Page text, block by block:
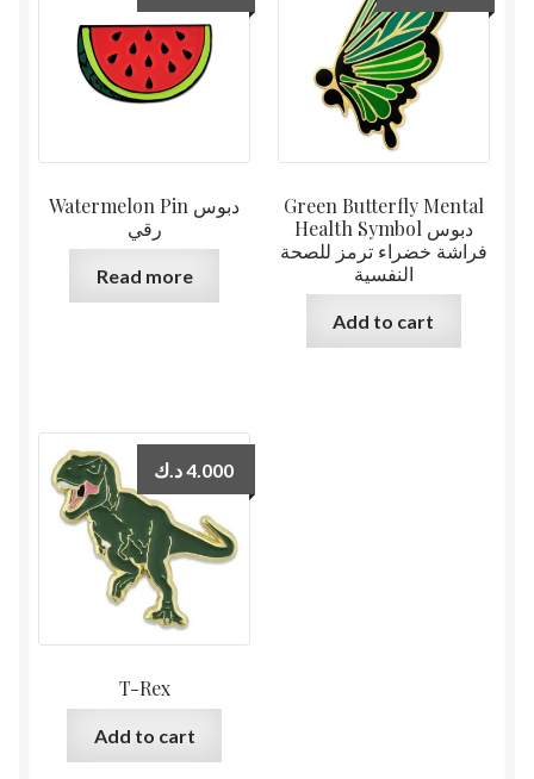
Watermelon Pin دبوس
رقي
Read more
Green Butterfly Mental
Health Symbol دبوس
فراشة خضراء ترمز للصحة
النفسية
Add to cart
T-Rex
4.000د.ك
Add to cart